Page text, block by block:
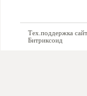
Тех.поддержка
Битриксоид